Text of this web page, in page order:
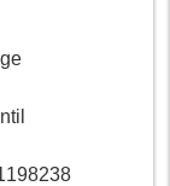
gentil